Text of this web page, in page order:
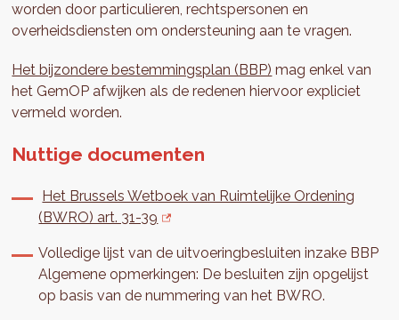
worden door particulieren, rechtspersonen en
overheidsdiensten om ondersteuning aan te vragen.
Het bijzondere bestemmingsplan (BBP) mag enkel van
het GemOP afwijken als de redenen hiervoor expliciet
vermeld worden.
Nuttige documenten
Het Brussels Wetboek van Ruimtelijke Ordening
(BWRO) art. 31-39
Volledige lijst van de uitvoeringbesluiten inzake BBP
Algemene opmerkingen: De besluiten zijn opgelijst
op basis van de nummering van het BWRO.